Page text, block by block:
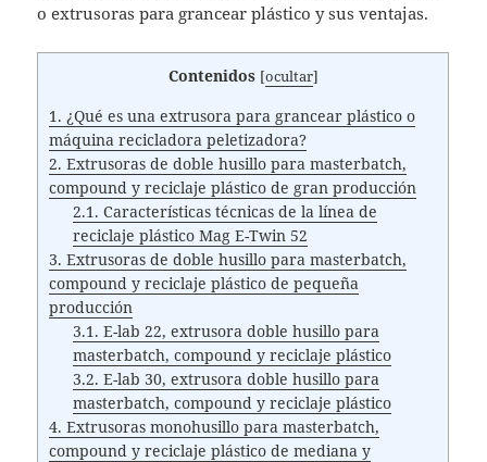
o extrusoras para grancear plástico y sus ventajas.
Contenidos [ocultar]
1. ¿Qué es una extrusora para grancear plástico o
máquina recicladora peletizadora?
2. Extrusoras de doble husillo para masterbatch,
compound y reciclaje plástico de gran producción
2.1. Características técnicas de la línea de
reciclaje plástico Mag E-Twin 52
3. Extrusoras de doble husillo para masterbatch,
compound y reciclaje plástico de pequeña
producción
3.1. E-lab 22, extrusora doble husillo para
masterbatch, compound y reciclaje plástico
3.2. E-lab 30, extrusora doble husillo para
masterbatch, compound y reciclaje plástico
4. Extrusoras monohusillo para masterbatch,
compound y reciclaje plástico de mediana y